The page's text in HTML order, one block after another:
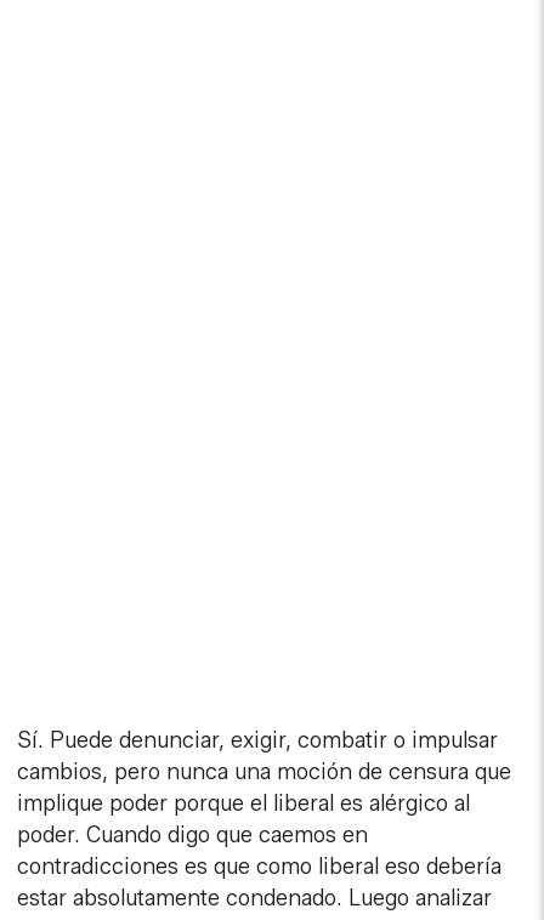
Sí. Puede denunciar, exigir, combatir o impulsar
cambios, pero nunca una moción de censura que
implique poder porque el liberal es alérgico al
poder. Cuando digo que caemos en
contradicciones es que como liberal eso debería
estar absolutamente condenado. Luego analizar